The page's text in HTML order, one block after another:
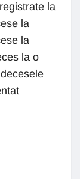
la
la
la
la o